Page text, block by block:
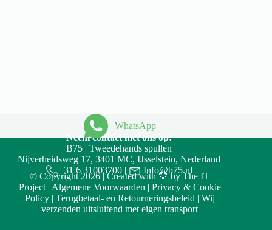
Decline
WhatsApp
Neem contact met ons op!
B75 | Tweedehands spullen
Nijverheidsweg 17, 3401 MC, IJsselstein, Nederland
+31 6 31003700| Info@b75.nl
© Copyright 2026 | Created with 💛 byThe IT
Project| Algemene Voorwaarden | Privacy & Cookie
Policy| Terugbetaal- en Retourneringsbeleid | Wij
verzenden uitsluitend met eigen transport